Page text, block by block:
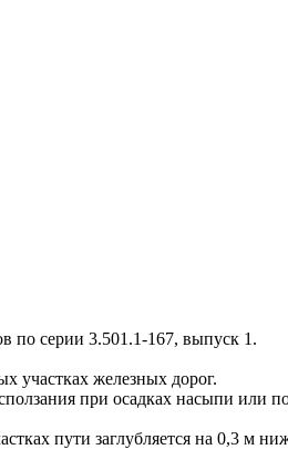
по серии 3.501.1-167, выпуск 1.
участках железных дорог.
при осадках насыпи или
пути заглубляется на 0,3 м